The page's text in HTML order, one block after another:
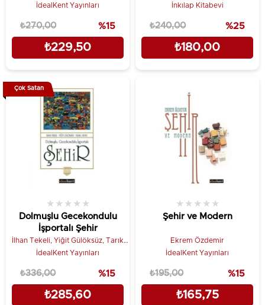
İdealKent Yayınları
₺229,50
₺270,00 %15
İnkılap Kitabevi
₺180,00
₺240,00 %25
Dolmuşlu Gecekondulu
İşportalı Şehir
★ ★ ★ ★ ★
İlhan Tekeli, Yiğit Gülöksüz, Tarık
Okyay
İdealKent Yayınları
₺285,60
₺336,00 %15
Çok Satan
Şehir ve Modern
★ ★ ★ ★ ★
Ekrem Özdemir
İdealKent Yayınları
₺165,75
₺195,00 %15